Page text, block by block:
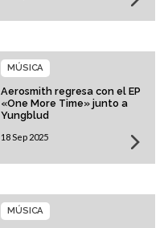
Aerosmith regresa con el EP
«One More Time» junto a
Yungblud
MÚSICA
18 Sep 2025
MÚSICA